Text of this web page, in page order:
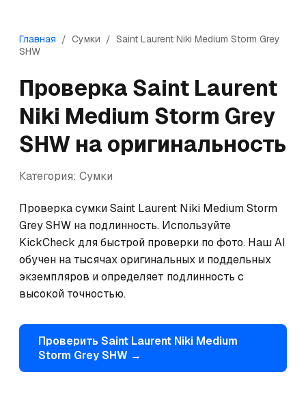
Главная / Сумки / Saint Laurent Niki Medium Storm Grey
SHW
Проверка Saint Laurent
Niki Medium Storm Grey
SHW на оригинальность
Категория: Сумки
Проверка сумки Saint Laurent Niki Medium Storm
Grey SHW на подлинность. Используйте
KickCheck для быстрой проверки по фото. Наш AI
обучен на тысячах оригинальных и поддельных
экземпляров и определяет подлинность с
высокой точностью.
Проверить Saint Laurent Niki Medium
Storm Grey SHW →